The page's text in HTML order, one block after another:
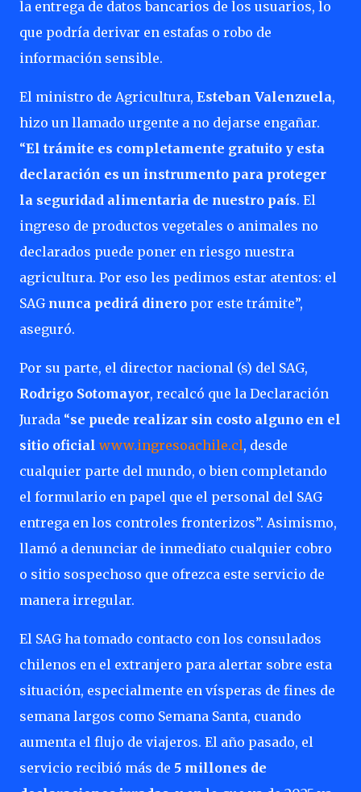
la entrega de datos bancarios de los usuarios, lo
que podría derivar en estafas o robo de
información sensible.
El ministro de Agricultura, Esteban Valenzuela,
hizo un llamado urgente a no dejarse engañar.
“El trámite es completamente gratuito y esta
declaración es un instrumento para proteger
la seguridad alimentaria de nuestro país. El
ingreso de productos vegetales o animales no
declarados puede poner en riesgo nuestra
agricultura. Por eso les pedimos estar atentos: el
SAG nunca pedirá dinero por este trámite”,
aseguró.
Por su parte, el director nacional (s) del SAG,
Rodrigo Sotomayor, recalcó que la Declaración
Jurada “se puede realizar sin costo alguno en el
sitio oficial www.ingresoachile.cl, desde
cualquier parte del mundo, o bien completando
el formulario en papel que el personal del SAG
entrega en los controles fronterizos”. Asimismo,
llamó a denunciar de inmediato cualquier cobro
o sitio sospechoso que ofrezca este servicio de
manera irregular.
El SAG ha tomado contacto con los consulados
chilenos en el extranjero para alertar sobre esta
situación, especialmente en vísperas de fines de
semana largos como Semana Santa, cuando
aumenta el flujo de viajeros. El año pasado, el
servicio recibió más de 5 millones de